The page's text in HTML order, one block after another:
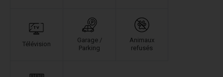
Télévision
Garage /
Parking
Animaux
refusés